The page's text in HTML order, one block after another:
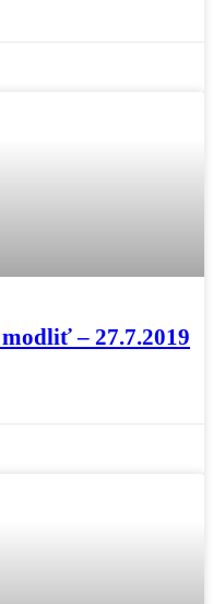
– 27.7.2019